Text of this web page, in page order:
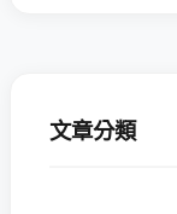
文章分類